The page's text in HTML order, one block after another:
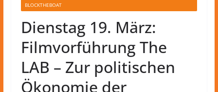
BLOCKTHEBOAT
Dienstag 19. März:
Filmvorführung The
LAB – Zur politischen
Ökonomie der